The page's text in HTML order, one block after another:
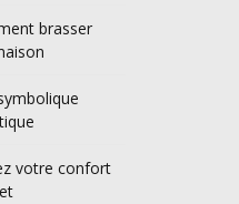
brasser
votre confort